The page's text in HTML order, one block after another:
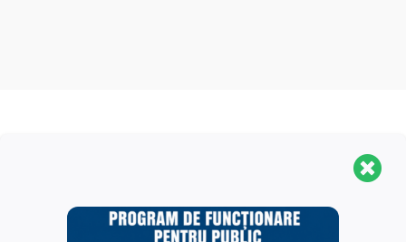
Aveți nevoie de mai
multe informații?